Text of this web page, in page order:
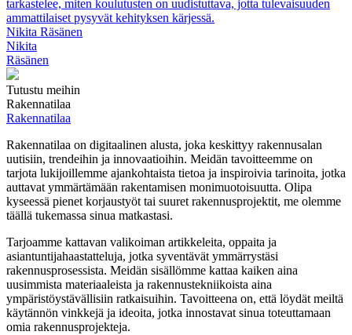
tarkastelee, miten koulutusten on uudistuttava, jotta tulevaisuuden
ammattilaiset pysyvät kehityksen kärjessä.
Nikita Räsänen
Nikita
Räsänen
Tutustu meihin
Rakennatilaa
Rakennatilaa
Rakennatilaa on digitaalinen alusta, joka keskittyy rakennusalan
uutisiin, trendeihin ja innovaatioihin. Meidän tavoitteemme on
tarjota lukijoillemme ajankohtaista tietoa ja inspiroivia tarinoita, jotka
auttavat ymmärtämään rakentamisen monimuotoisuutta. Olipa
kyseessä pienet korjaustyöt tai suuret rakennusprojektit, me olemme
täällä tukemassa sinua matkastasi.
Tarjoamme kattavan valikoiman artikkeleita, oppaita ja
asiantuntijahaastatteluja, jotka syventävät ymmärrystäsi
rakennusprosessista. Meidän sisällömme kattaa kaiken aina
uusimmista materiaaleista ja rakennustekniikoista aina
ympäristöystävällisiin ratkaisuihin. Tavoitteena on, että löydät meiltä
käytännön vinkkejä ja ideoita, jotka innostavat sinua toteuttamaan
omia rakennusprojekteja.